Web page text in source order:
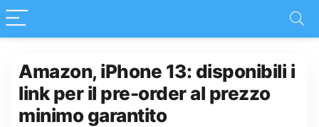
Amazon, iPhone 13: disponibili i
link per il pre-order al prezzo
minimo garantito